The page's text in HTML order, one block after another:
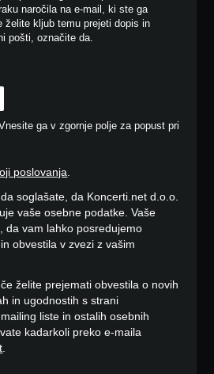
naročila na e-mail, ki ste ga
želite kljub temu prejeti dopis in
pošti, označite da.
ga v zgornje polje za popust pri
poslovanja.
soglašate, da Koncerti.net d.o.o.
vaše osebne podatke. Vaše
da vam lahko posredujemo
obvestila v zvezi z vašim
želite prejemati obvestila o novih
in ugodnostih s strani
liste in ostalih osebnih
kadarkoli preko e-maila
.